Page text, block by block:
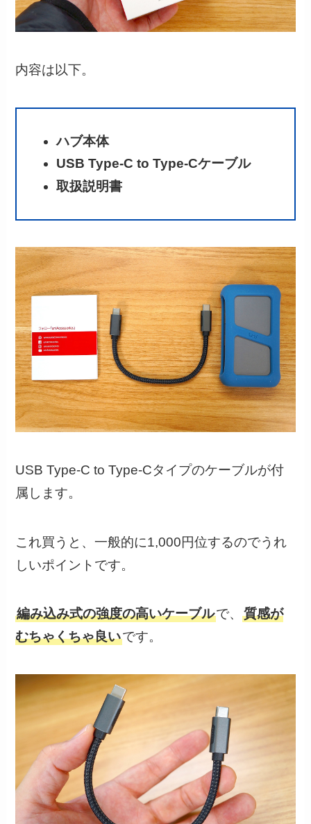
内容は以下。
ハブ本体
USB Type-C to Type-Cケーブル
取扱説明書
USB Type-C to Type-Cタイプのケーブルが付
属します。
これ買うと、一般的に1,000円位するのでうれ
しいポイントです。
編み込み式の強度の高いケーブルで、質感が
むちゃくちゃ良いです。